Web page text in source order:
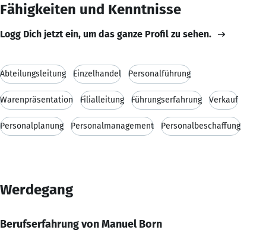
Fähigkeiten und Kenntnisse
Logg Dich jetzt ein, um das ganze Profil zu sehen.
Abteilungsleitung Einzelhandel Personalführung
Warenpräsentation Filialleitung Führungserfahrung Verkauf
Personalplanung Personalmanagement Personalbeschaffung
Werdegang
Berufserfahrung von Manuel Born